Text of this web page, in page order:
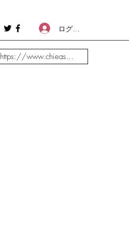
ログイン
https://www.chieas...